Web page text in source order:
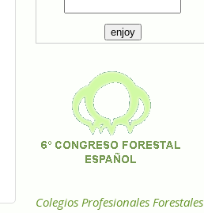
Colegios Profesionales Forestales